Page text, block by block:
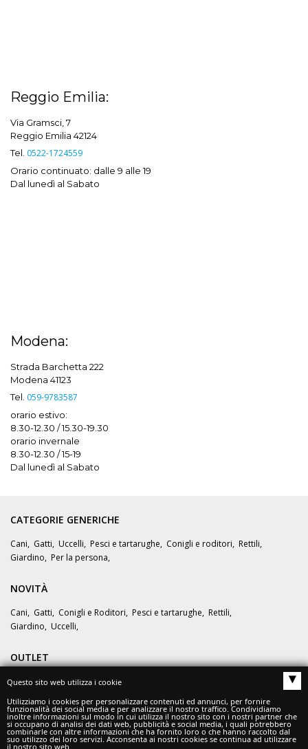
Reggio Emilia:
Via Gramsci, 7
Reggio Emilia 42124
Tel. 0522-1724559
Orario continuato: dalle 9 alle 19
Dal lunedì al Sabato
Modena:
Strada Barchetta 222
Modena 41123
Tel. 059-9783587
orario estivo:
8.30-12.30 / 15.30-19.30
orario invernale
8.30-12.30 / 15-19
Dal lunedì al Sabato
CATEGORIE GENERICHE
Cani, Gatti, Uccelli, Pesci e tartarughe, Conigli e roditori, Rettili,
Giardino, Per la persona,
NOVITÀ
Cani, Gatti, Conigli e Roditori, Pesci e tartarughe, Rettili,
Giardino, Uccelli,
OUTLET
OFFERTE
Questo sito web utilizza i cookie ▴
Utilizziamo i cookies per personalizzare contenuti ed annunci, per fornire
funzionalità dei social media e per analizzare il nostro traffico. Condividiamo
inoltre informazioni sul modo in cui utilizza il nostro sito con i nostri partner che
si occupano di analisi dei dati web, pubblicità e social media, i quali potrebbero
combinarle con altre informazioni che ha fornito loro o che hanno raccolto dal
suo utilizzo dei loro servizi. Acconsenta ai nostri cookies se continua ad utilizzare
il nostro sito web.